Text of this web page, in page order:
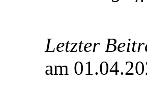
Letzter
am